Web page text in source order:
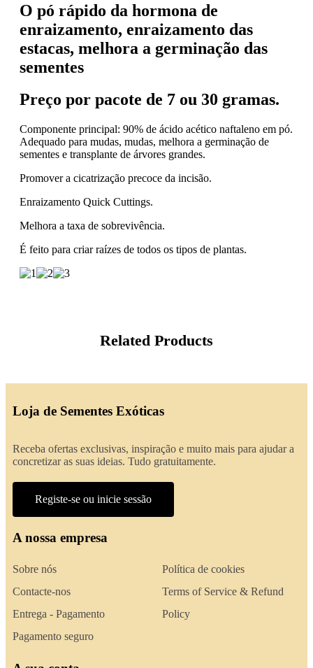
O pó rápido da hormona de
enraizamento, enraizamento das
estacas, melhora a germinação das
sementes
Preço por pacote de 7 ou 30 gramas.
Componente principal: 90% de ácido acético naftaleno em pó.
Adequado para mudas, mudas, melhora a germinação de
sementes e transplante de árvores grandes.
Promover a cicatrização precoce da incisão.
Enraizamento Quick Cuttings.
Melhora a taxa de sobrevivência.
É feito para criar raízes de todos os tipos de plantas.
Related Products
Loja de Sementes Exóticas
Receba ofertas exclusivas, inspiração e muito mais para ajudar a
concretizar as suas ideias. Tudo gratuitamente.
Registe-se ou inicie sessão
A nossa empresa
Sobre nós
Contacte-nos
Entrega - Pagamento
Pagamento seguro
Política de cookies
Terms of Service & Refund
Policy